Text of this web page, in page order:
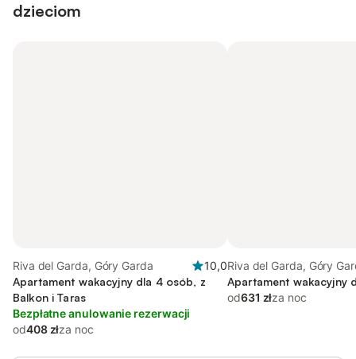
dzieciom
Riva del Garda, Góry Garda
10,0
Apartament wakacyjny dla 4 osób, z
Balkon i Taras
Bezpłatne anulowanie rezerwacji
od408 złza noc
Riva del Garda, Góry
Apartament wakacyjny
od631 złza noc